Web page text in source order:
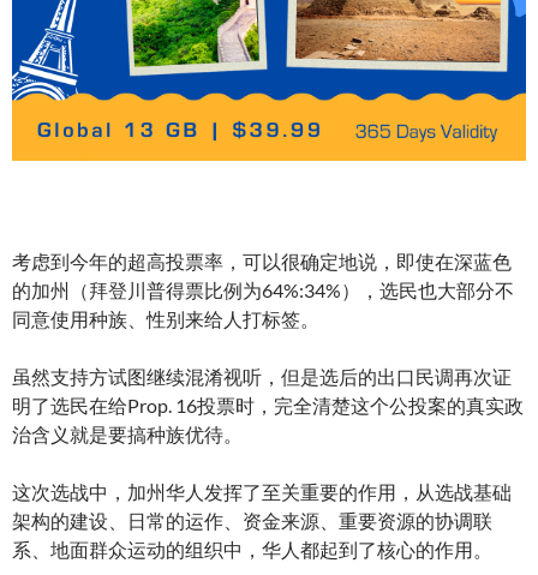
考虑到今年的超高投票率，可以很确定地说，即使在深蓝色
的加州（拜登川普得票比例为64%:34%），选民也大部分不
同意使用种族、性别来给人打标签。
虽然支持方试图继续混淆视听，但是选后的出口民调再次证
明了选民在给Prop. 16投票时，完全清楚这个公投案的真实政
治含义就是要搞种族优待。
这次选战中，加州华人发挥了至关重要的作用，从选战基础
架构的建设、日常的运作、资金来源、重要资源的协调联
系、地面群众运动的组织中，华人都起到了核心的作用。